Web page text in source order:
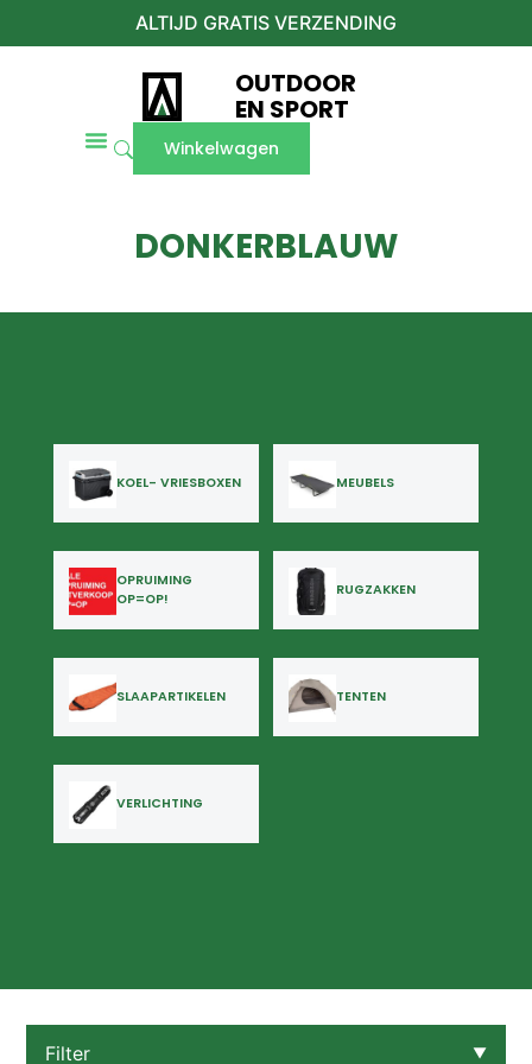
ALTIJD GRATIS VERZENDING
OUTDOOR
EN SPORT
Winkelwagen
DONKERBLAUW
KOEL- VRIESBOXEN MEUBELS
OPRUIMING
OP=OP!
RUGZAKKEN
SLAAPARTIKELEN TENTEN
VERLICHTING
Filter ▼